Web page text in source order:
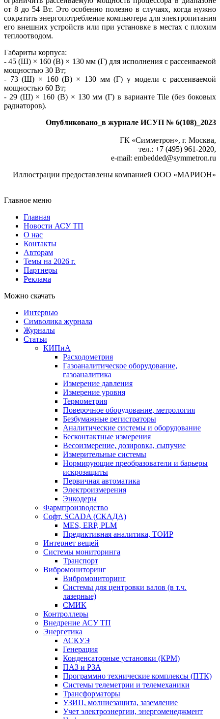
от 8 до 54 Вт. Это особенно полезно в случаях, когда нужно
сократить энергопотребление компьютера для электропитания
его внешних устройств или при установке в местах с плохим
теплоотводом.
Габариты корпуса:
- 45 (Ш) × 160 (В) × 130 мм (Г) для исполнения с рассеиваемой
мощностью 30 Вт;
- 73 (Ш) × 160 (В) × 130 мм (Г) у модели с рассеиваемой
мощностью 60 Вт;
- 29 (Ш) × 160 (В) × 130 мм (Г) в варианте Tile (без боковых
радиаторов).
Опубликовано_в журнале ИСУП № 6(108)_2023
ГК «Симметрон», г. Москва,
тел.: +7 (495) 961‑2020,
e-mail: embedded@symmetron.ru
Иллюстрации предоставлены компанией ООО «МАРИОН»
Главное меню
Главная
Новости АСУ ТП
О нас
Контакты
Авторам
Темы на 2026 г.
Партнеры
Реклама
Можно скачать
Интервью
Символика журнала
Журналы
Статьи
КИПиА
Расходометрия
Газоаналитическое оборудование,
газоаналитика
Измерение давления
Измерение уровня
Термометрия
Поверочное оборудование, метрология
Безбумажные регистраторы
Аналитические системы и оборудование
Бесконтактные измерения
Весоизмерение, дозировка, сыпучие
Измерительные системы
Нормирующие преобразователи и барьеры
искрозащиты
Первичная автоматика
Электроизмерения
Энкодеры
Фармпроизводство
Софт, SCADA (СКАДА)
MES, ERP, PLM
Предиктивная аналитика, ТОИР
Интернет вещей
Системы мониторинга
Транспорт
Вибромониторинг
Вибромониторинг
Системы для центровки валов (в т.ч.
лазерные)
СМИК
Контроллеры
Внедрение АСУ ТП
Энергетика
АСКУЭ
Генерация
Конденсаторные установки (КРМ)
ПАЗ и РЗА
Программно технические комплексы (ПТК)
Системы телеметрии и телемеханики
Трансформаторы
УЗИП, молниезащита, заземление
Учет электроэнергии, энергоменеджмент